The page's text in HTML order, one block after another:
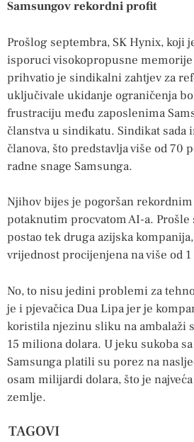
Samsungov rekordni profit
Prošlog septembra, SK Hynix, koji
isporuci visokopropusne
prihvatio je sindikalni zahtjev za
uključivale ukidanje ograničenja
frustraciju među zaposlenima
članstva u sindikatu. Sindikat sada
članova, što predstavlja više od 70
radne snage Samsunga.
Njihov bijes je pogoršan
potaknutim procvatom AI-a. Prošle
postao tek druga azijska
vrijednost procijenjena na više od
No, to nisu jedini problemi za
je i pjevačica Dua Lipa jer je
koristila njezinu sliku na ambalaži
15 miliona dolara. U jeku sukoba
Samsunga platili su porez na
osam milijardi dolara, što je
zemlje.
TAGOVI